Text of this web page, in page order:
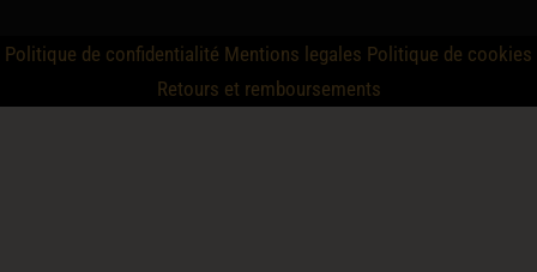
Politique de confidentialité Mentions legales Politique de cookies
Retours et remboursements